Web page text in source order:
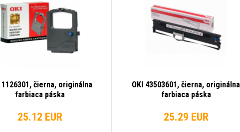
1126301, čierna, originálna
farbiaca páska
25.12 EUR
OKI 43503601, čierna, originálna
farbiaca páska
25.29 EUR